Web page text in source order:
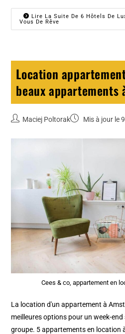
Lire La Suite De 6 Hôtels De
Vous De Rêve
Location
beaux appartements
Maciej Poltorak Mis à jour le
Cees & co, appartement en
La location d'un appartement à
meilleures options pour un week-
groupe. 5 appartements en location